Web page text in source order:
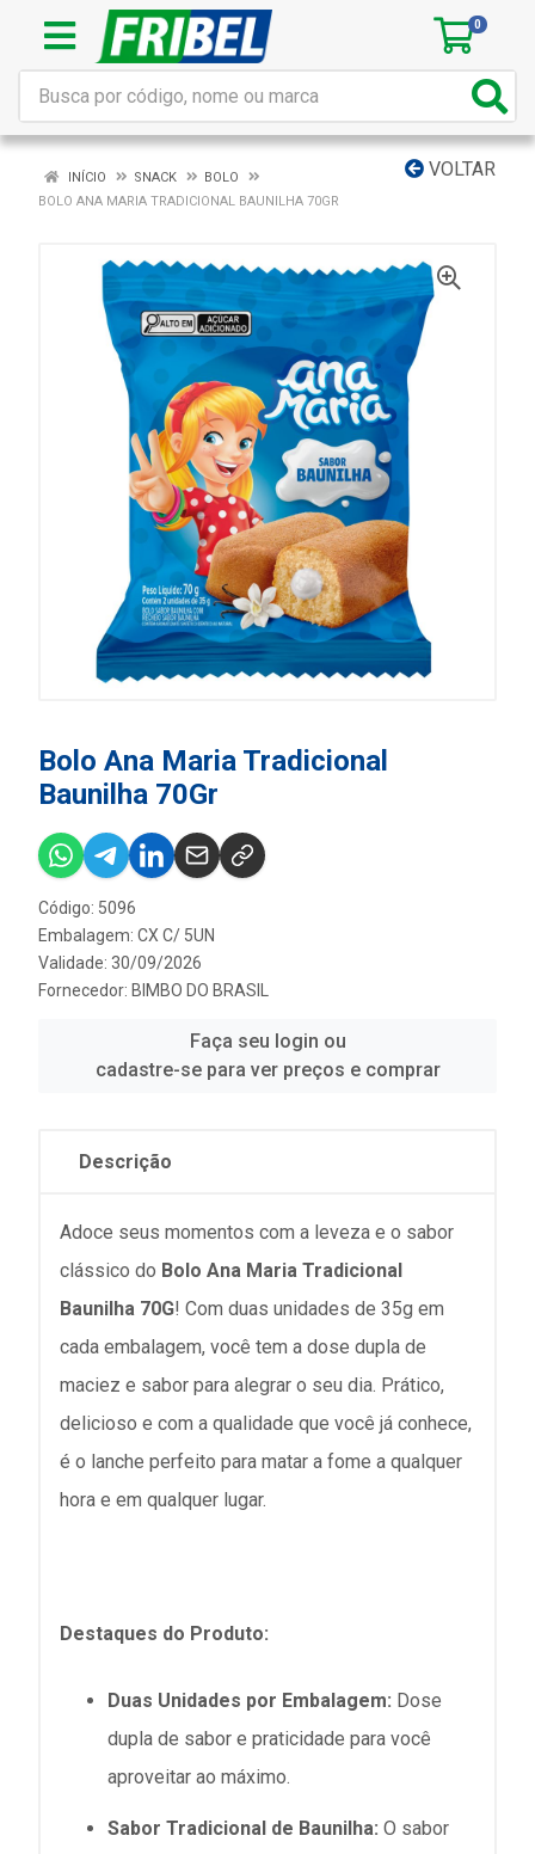
0
VOLTAR
INÍCIO SNACK
BOLO
BOLO ANA MARIA TRADICIONAL BAUNILHA 70GR
Bolo Ana Maria Tradicional
Baunilha 70Gr
Código: 5096
Embalagem: CX C/ 5UN
Validade: 30/09/2026
Fornecedor: BIMBO DO BRASIL
Faça seu login ou
cadastre-se para ver preços e comprar
Descrição
Adoce seus momentos com a leveza e o sabor
clássico do Bolo Ana Maria Tradicional
Baunilha 70G! Com duas unidades de 35g em
cada embalagem, você tem a dose dupla de
maciez e sabor para alegrar o seu dia. Prático,
delicioso e com a qualidade que você já conhece,
é o lanche perfeito para matar a fome a qualquer
hora e em qualquer lugar.
Destaques do Produto:
Duas Unidades por Embalagem: Dose
dupla de sabor e praticidade para você
aproveitar ao máximo.
Sabor Tradicional de Baunilha: O sabor